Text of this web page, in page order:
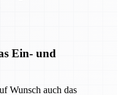
Ein- und
Wunsch auch das